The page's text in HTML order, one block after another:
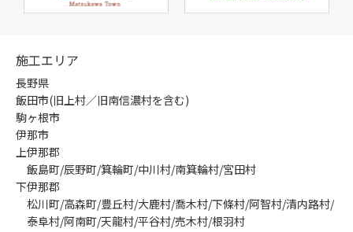
施工エリア
長野県
飯田市(旧上村／旧南信濃村を含む)
駒ヶ根市
伊那市
上伊那郡
飯島町/辰野町/箕輪町/中川村/南箕輪村/宮田村
下伊那郡
松川町/高森町/豊丘村/大鹿村/喬木村/下條村/阿智村/清内路村/
泰阜村/阿南町/天龍村/平谷村/売木村/根羽村